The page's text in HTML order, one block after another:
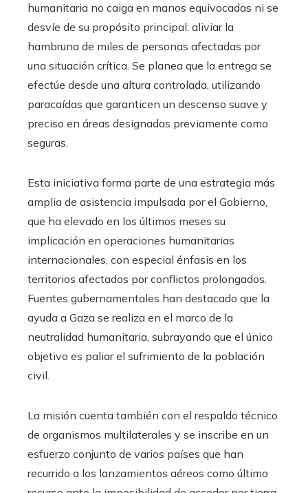
humanitaria no caiga en manos equivocadas ni se
desvíe de su propósito principal: aliviar la
hambruna de miles de personas afectadas por
una situación crítica. Se planea que la entrega se
efectúe desde una altura controlada, utilizando
paracaídas que garanticen un descenso suave y
preciso en áreas designadas previamente como
seguras.
Esta iniciativa forma parte de una estrategia más
amplia de asistencia impulsada por el Gobierno,
que ha elevado en los últimos meses su
implicación en operaciones humanitarias
internacionales, con especial énfasis en los
territorios afectados por conflictos prolongados.
Fuentes gubernamentales han destacado que la
ayuda a Gaza se realiza en el marco de la
neutralidad humanitaria, subrayando que el único
objetivo es paliar el sufrimiento de la población
civil.
La misión cuenta también con el respaldo técnico
de organismos multilaterales y se inscribe en un
esfuerzo conjunto de varios países que han
recurrido a los lanzamientos aéreos como último